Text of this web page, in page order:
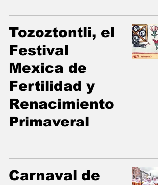
Tozoztontli, el
Festival
Mexica de
Fertilidad y
Renacimiento
Primaveral
Carnaval de